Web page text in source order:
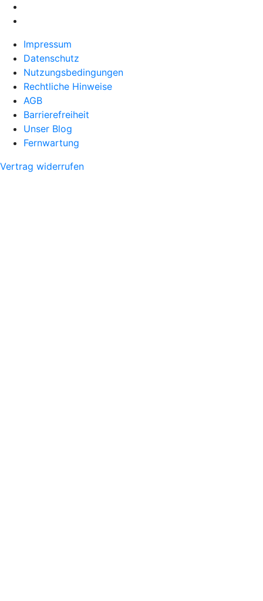
Impressum
Datenschutz
Nutzungsbedingungen
Rechtliche Hinweise
AGB
Barrierefreiheit
Unser Blog
Fernwartung
Vertrag widerrufen